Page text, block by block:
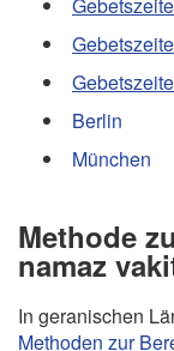
Berlin
München
Methode
namaz
In geranischen
Methoden zur